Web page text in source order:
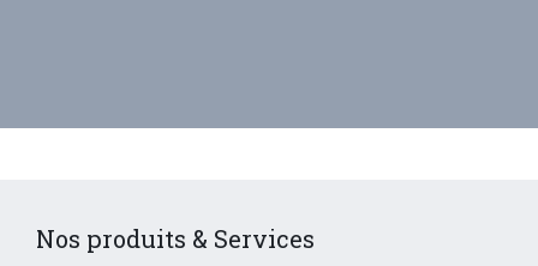
Nos produits & Services